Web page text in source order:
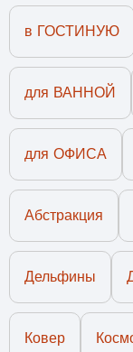
в ГОСТИНУЮ
для ВАННОЙ
для ОФИСА
Абстракция
Дельфины
Ковер